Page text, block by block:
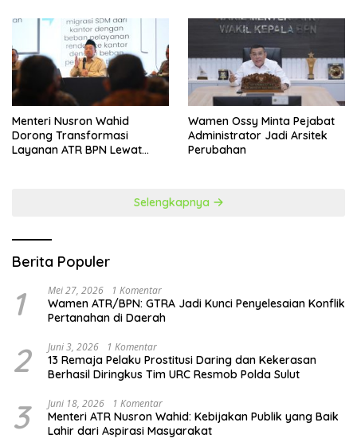
​Menteri Nusron Wahid
Dorong Transformasi
Layanan ATR BPN Lewat
Wamen Ossy Minta Pejabat
Administrator Jadi Arsitek
Perubahan
Selengkapnya
Berita Populer
1 Mei 27, 2026 1 Komentar
Wamen ATR/BPN: GTRA Jadi Kunci Penyelesaian Konflik
Pertanahan di Daerah
2 Juni 3, 2026 1 Komentar
13 Remaja Pelaku Prostitusi Daring dan Kekerasan
Berhasil Diringkus Tim URC Resmob Polda Sulut
3 Juni 18, 2026 1 Komentar
Menteri ATR Nusron Wahid: Kebijakan Publik yang Baik
Lahir dari Aspirasi Masyarakat